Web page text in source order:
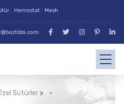
Hemostat Mesh
Sütürler>